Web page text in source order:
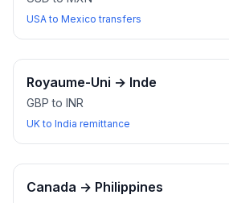
USA to Mexico transfers
Royaume-Uni → Inde
GBP to INR
UK to India remittance
Canada → Philippines